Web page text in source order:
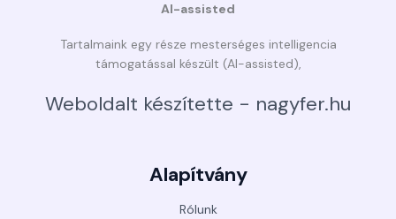
AI-assisted
Tartalmaink egy része mesterséges intelligencia
támogatással készült (AI-assisted),
Weboldalt készítette - nagyfer.hu
Alapítvány
Rólunk